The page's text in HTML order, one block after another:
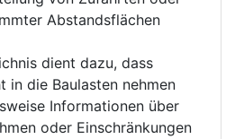
Abstandsflächen
dient dazu, dass
in die Baulasten nehmen
Informationen über
oder Einschränkungen